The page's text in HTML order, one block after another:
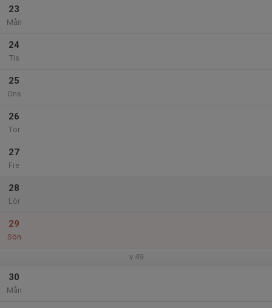
23
Mån
24
Tis
25
Ons
26
Tor
27
Fre
28
Lör
29
Sön
v.49
30
Mån